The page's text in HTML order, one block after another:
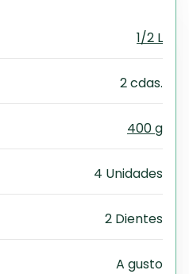
1/2 L
2 cdas.
400 g
4 Unidades
2 Dientes
A gusto